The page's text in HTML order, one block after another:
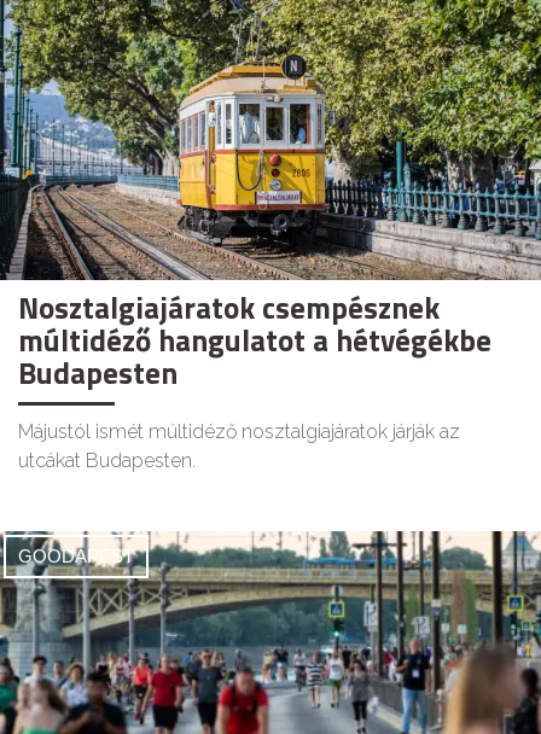
Nosztalgiajáratok csempésznek
múltidéző hangulatot a hétvégékbe
Budapesten
Májustól ismét múltidéző nosztalgiajáratok járják az
utcákat Budapesten.
GOODAPEST